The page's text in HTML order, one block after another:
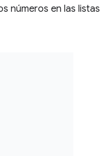
números en las listas